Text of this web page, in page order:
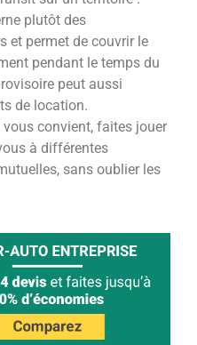
plutôt des
et permet de couvrir le
pendant le temps du
peut aussi
de location.
vous convient, faites jouer
à différentes
sans oublier les